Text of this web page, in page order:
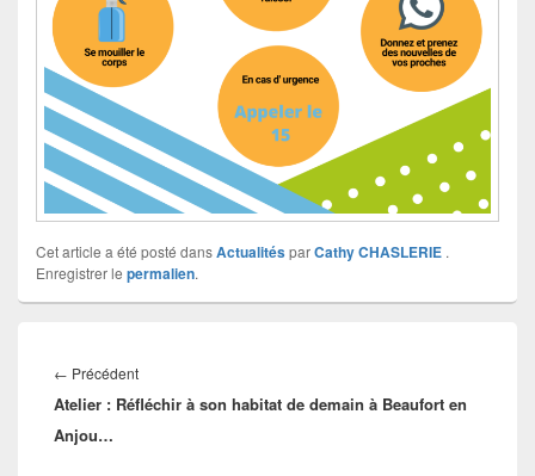
Cet article a été posté dansActualitésparCathy CHASLERIE .
Enregistrer le permalien.
de
l’article
← PrécédentArticle
précédent :
Atelier : Réfléchir à son habitat de demain à Beaufort en
Anjou…